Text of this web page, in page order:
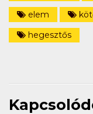
elem
hegesztős